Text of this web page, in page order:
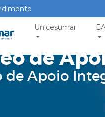
Unicesumar
de
de Apoio